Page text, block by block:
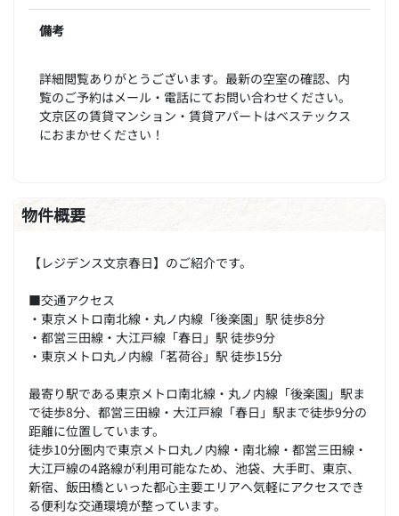
備考
詳細閲覧ありがとうございます。最新の空室の確認、内
覧のご予約はメール・電話にてお問い合わせください。
文京区の賃貸マンション・賃貸アパートはベステックス
におまかせください！
物件概要
【レジデンス文京春日】のご紹介です。
■交通アクセス
・東京メトロ南北線・丸ノ内線「後楽園」駅 徒歩8分
・都営三田線・大江戸線「春日」駅 徒歩9分
・東京メトロ丸ノ内線「茗荷谷」駅 徒歩15分
最寄り駅である東京メトロ南北線・丸ノ内線「後楽園」駅ま
で徒歩8分、都営三田線・大江戸線「春日」駅まで徒歩9分の
距離に位置しています。
徒歩10分圏内で東京メトロ丸ノ内線・南北線・都営三田線・
大江戸線の4路線が利用可能なため、池袋、大手町、東京、
新宿、飯田橋といった都心主要エリアへ気軽にアクセスでき
る便利な交通環境が整っています。